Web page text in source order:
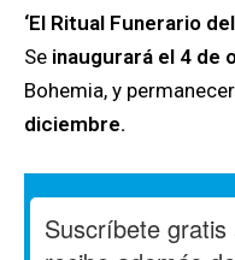
‘El Ritual Funerario
Se inaugurará el 4 de
Bohemia, y
diciembre.